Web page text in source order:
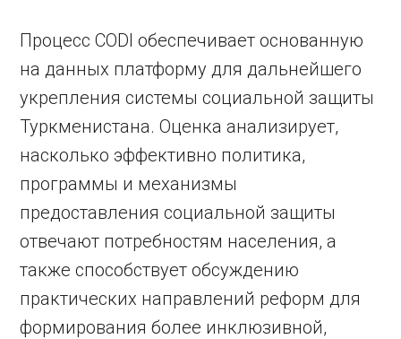
Процесс CODI обеспечивает основанную
на данных платформу для дальнейшего
укрепления системы социальной защиты
Туркменистана. Оценка анализирует,
насколько эффективно политика,
программы и механизмы
предоставления социальной защиты
отвечают потребностям населения, а
также способствует обсуждению
практических направлений реформ для
формирования более инклюзивной,